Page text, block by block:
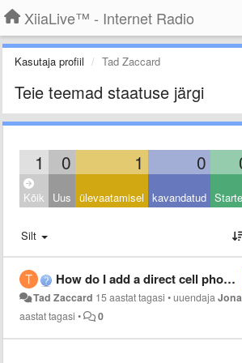
XiiaLive™ - Internet Radio
Kasutaja profiil Tad Zaccard
Teie teemad staatuse järgi
1 0 1 0
Kõik Uus ülevaatamisel kavandatud
Silt
How do I add a direct cell phone link to my station on my website?
Tad Zaccard 15 aastat tagasi •uuendaja
aastat tagasi • 0